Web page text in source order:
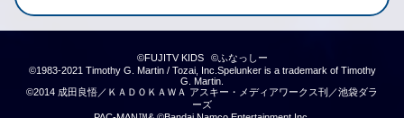
©FUJITV KIDS
©ふなっしー
©1983-2021 Timothy G. Martin / Tozai, Inc.Spelunker is a trademark of Timothy
G. Martin.
©2014 成田良悟／ＫＡＤＯＫＡＷＡ アスキー・メディアワークス刊／池袋ダラ
ーズ